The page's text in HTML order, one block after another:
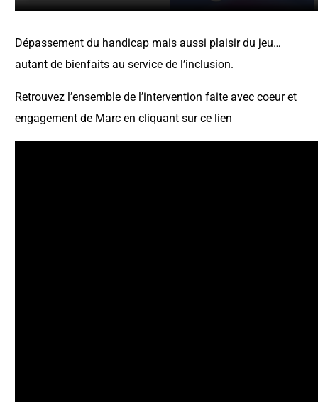
Dépassement du handicap mais aussi plaisir du jeu…
autant de bienfaits au service de l’inclusion.
Retrouvez l’ensemble de l’intervention faite avec coeur et
engagement de Marc en cliquant sur ce lien